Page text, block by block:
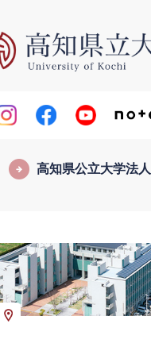
高知県公立大学法人